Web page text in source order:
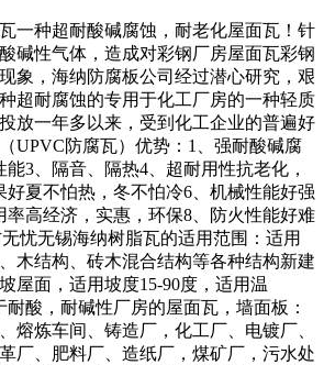
一种超耐酸碱腐蚀，耐老化屋面瓦！针
碱性气体，造成对彩钢厂房屋面瓦彩钢
象，海纳防腐板公司经过潜心研究，艰
超耐腐蚀的专用于化工厂房的一种轻质
放一年多以来，受到化工企业的普遍好
UPVC防腐瓦）优势：1、强耐酸碱腐
3、隔音、隔热4、超耐用性抗老化，
好夏不怕热，冬不怕冷6、机械性能好强
率高经济，实惠，环保8、防火性能好难
忧无锡海纳树脂瓦的适用范围：适用
木结构、砖木混合结构等各种结构新建
屋面，适用坡度15-90度，适用温
酸，耐碱性厂房的屋面瓦，墙面板：
熔炼车间、铸造厂，化工厂、电镀厂、
厂、肥料厂、造纸厂，煤矿厂，污水处